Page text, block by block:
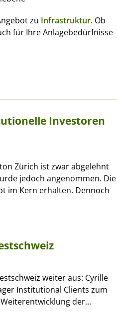
zu Infrastruktur. Ob
für Ihre Anlagebedürfnisse
Investoren
Zürich ist zwar abgelehnt
jedoch angenommen. Die
im Kern erhalten. Dennoch
weiter aus: Cyrille
Institutional Clients zum
der...